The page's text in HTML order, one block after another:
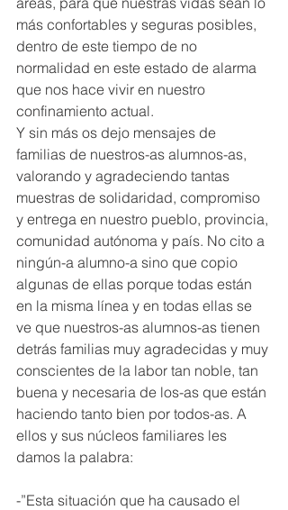
más confortables y seguras posibles,
dentro de este tiempo de no
normalidad en este estado de alarma
que nos hace vivir en nuestro
confinamiento actual.
Y sin más os dejo mensajes de
familias de nuestros-as alumnos-as,
valorando y agradeciendo tantas
muestras de solidaridad, compromiso
y entrega en nuestro pueblo, provincia,
comunidad autónoma y país. No cito a
ningún-a alumno-a sino que copio
algunas de ellas porque todas están
en la misma línea y en todas ellas se
ve que nuestros-as alumnos-as tienen
detrás familias muy agradecidas y muy
conscientes de la labor tan noble, tan
buena y necesaria de los-as que están
haciendo tanto bien por todos-as. A
ellos y sus núcleos familiares les
damos la palabra:
-”Esta situación que ha causado el